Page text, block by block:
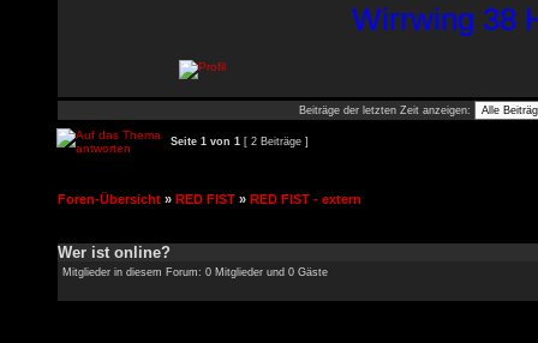
Wirrwing 38
Beiträge der letzten Zeit anzeigen:
Seite 1 von 1 [ 2 Beiträge ]
Foren-Übersicht » RED FIST » RED FIST - extern
Wer ist online?
Mitglieder in diesem Forum: 0 Mitglieder und 0 Gäste